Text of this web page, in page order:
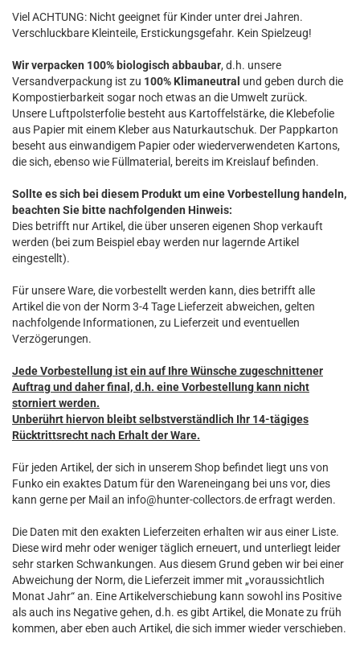
Viel ACHTUNG: Nicht geeignet für Kinder unter drei Jahren.
Verschluckbare Kleinteile, Erstickungsgefahr. Kein Spielzeug!
Wir verpacken 100% biologisch abbaubar, d.h. unsere
Versandverpackung ist zu 100% Klimaneutral und geben durch die
Kompostierbarkeit sogar noch etwas an die Umwelt zurück.
Unsere Luftpolsterfolie besteht aus Kartoffelstärke, die Klebefolie
aus Papier mit einem Kleber aus Naturkautschuk. Der Pappkarton
beseht aus einwandigem Papier oder wiederverwendeten Kartons,
die sich, ebenso wie Füllmaterial, bereits im Kreislauf befinden.
Sollte es sich bei diesem Produkt um eine Vorbestellung handeln,
beachten Sie bitte nachfolgenden Hinweis:
Dies betrifft nur Artikel, die über unseren eigenen Shop verkauft
werden (bei zum Beispiel ebay werden nur lagernde Artikel
eingestellt).
Für unsere Ware, die vorbestellt werden kann, dies betrifft alle
Artikel die von der Norm 3-4 Tage Lieferzeit abweichen, gelten
nachfolgende Informationen, zu Lieferzeit und eventuellen
Verzögerungen.
Jede Vorbestellung ist ein auf Ihre Wünsche zugeschnittener
Auftrag und daher final, d.h. eine Vorbestellung kann nicht
storniert werden.
Unberührt hiervon bleibt selbstverständlich Ihr 14-tägiges
Rücktrittsrecht nach Erhalt der Ware.
Für jeden Artikel, der sich in unserem Shop befindet liegt uns von
Funko ein exaktes Datum für den Wareneingang bei uns vor, dies
kann gerne per Mail an info@hunter-collectors.de erfragt werden.
Die Daten mit den exakten Lieferzeiten erhalten wir aus einer Liste.
Diese wird mehr oder weniger täglich erneuert, und unterliegt leider
sehr starken Schwankungen. Aus diesem Grund geben wir bei einer
Abweichung der Norm, die Lieferzeit immer mit „voraussichtlich
Monat Jahr“ an. Eine Artikelverschiebung kann sowohl ins Positive
als auch ins Negative gehen, d.h. es gibt Artikel, die Monate zu früh
kommen, aber eben auch Artikel, die sich immer wieder verschieben.